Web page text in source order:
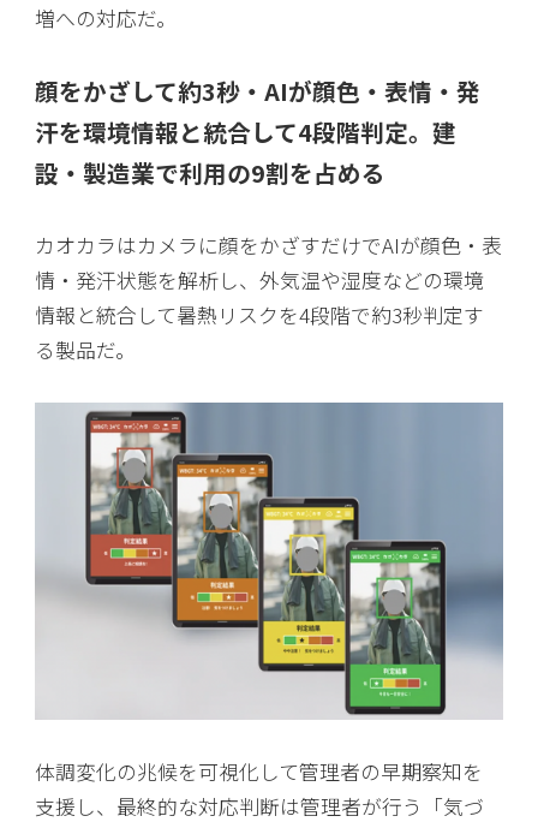
増への対応だ。
顔をかざして約3秒・AIが顔色・表情・発
汗を環境情報と統合して4段階判定。建
設・製造業で利用の9割を占める
カオカラはカメラに顔をかざすだけでAIが顔色・表
情・発汗状態を解析し、外気温や湿度などの環境
情報と統合して暑熱リスクを4段階で約3秒判定す
る製品だ。
体調変化の兆候を可視化して管理者の早期察知を
支援し、最終的な対応判断は管理者が行う「気づ